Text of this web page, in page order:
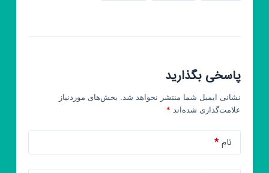
پاسخی بگذارید
نشانی ایمیل شما منتشر نخواهد شد. بخش‌های موردنیاز
علامت‌گذاری شده‌اند *
نام*